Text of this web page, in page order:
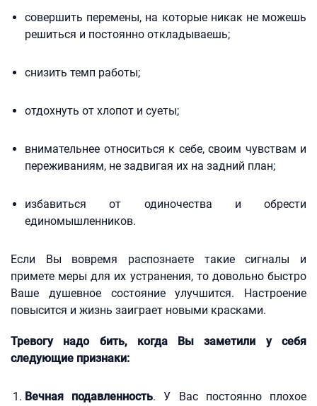
совершить перемены, на которые никак не можешь
решиться и постоянно откладываешь;
снизить темп работы;
отдохнуть от хлопот и суеты;
внимательнее относиться к себе, своим чувствам и
переживаниям, не задвигая их на задний план;
избавиться от одиночества и обрести
единомышленников.
Если Вы вовремя распознаете такие сигналы и
примете меры для их устранения, то довольно быстро
Ваше душевное состояние улучшится. Настроение
повысится и жизнь заиграет новыми красками.
Тревогу надо бить, когда Вы заметили у себя
следующие признаки:
Вечная подавленность. У Вас постоянно плохое